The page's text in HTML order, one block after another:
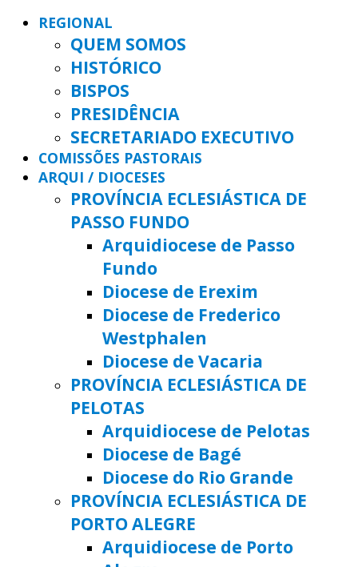
REGIONAL
QUEM SOMOS
HISTÓRICO
BISPOS
PRESIDÊNCIA
SECRETARIADO EXECUTIVO
COMISSÕES PASTORAIS
ARQUI / DIOCESES
PROVÍNCIA ECLESIÁSTICA DE
PASSO FUNDO
Arquidiocese de Passo
Fundo
Diocese de Erexim
Diocese de Frederico
Westphalen
Diocese de Vacaria
PROVÍNCIA ECLESIÁSTICA DE
PELOTAS
Arquidiocese de Pelotas
Diocese de Bagé
Diocese do Rio Grande
PROVÍNCIA ECLESIÁSTICA DE
PORTO ALEGRE
Arquidiocese de Porto